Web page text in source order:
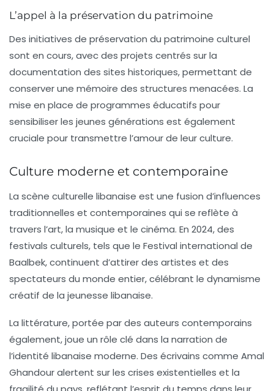
L’appel à la préservation du patrimoine
Des initiatives de préservation du patrimoine culturel
sont en cours, avec des projets centrés sur la
documentation des sites historiques, permettant de
conserver une mémoire des structures menacées. La
mise en place de programmes éducatifs pour
sensibiliser les jeunes générations est également
cruciale pour transmettre l’amour de leur culture.
Culture moderne et contemporaine
La scène culturelle libanaise est une fusion d’influences
traditionnelles et contemporaines qui se reflète à
travers l’art, la musique et le cinéma. En 2024, des
festivals culturels, tels que le Festival international de
Baalbek, continuent d’attirer des artistes et des
spectateurs du monde entier, célébrant le dynamisme
créatif de la jeunesse libanaise.
La littérature, portée par des auteurs contemporains
également, joue un rôle clé dans la narration de
l’identité libanaise moderne. Des écrivains comme Amal
Ghandour alertent sur les crises existentielles et la